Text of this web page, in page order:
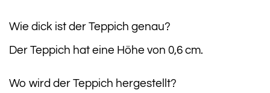
Wie dick ist der Teppich genau?
Der Teppich hat eine Höhe von 0,6 cm.
Wo wird der Teppich hergestellt?